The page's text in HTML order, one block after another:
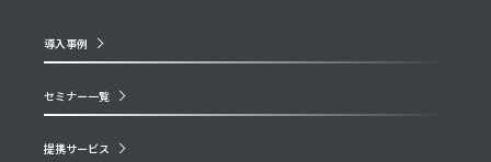
導入事例
セミナー一覧
提携サービス